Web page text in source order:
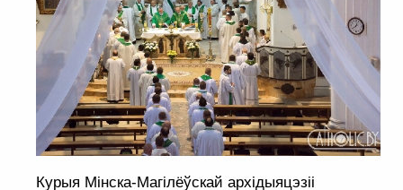
Курыя Мінска-Магілёўскай архідыяцэзіі